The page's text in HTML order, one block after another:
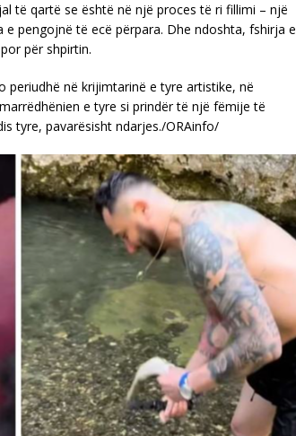
të qartë se është në një proces të ri fillimi – një
pengojnë të ecë përpara. Dhe ndoshta, fshirja e
për shpirtin.
periudhë në krijimtarinë e tyre artistike, në
e tyre si prindër të një fëmije të
tyre, pavarësisht ndarjes./ORAinfo/